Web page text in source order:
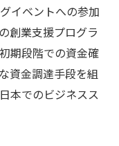
イベントへの参加
創業支援プログラ
期段階での資金確
資金調達手段を組
本でのビジネスス